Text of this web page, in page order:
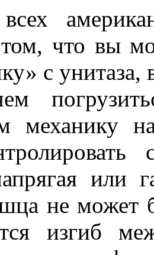
что вы
с унитаза,
механику
или
не может
изгиб